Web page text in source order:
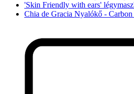
'Skin Friendly with ears'
Chia de Gracia Nyalókő -